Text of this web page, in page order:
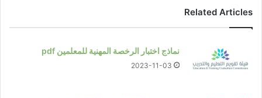
Related Articles
نماذج اختبار الرخصة المهنية للمعلمين pdf
2023-11-03